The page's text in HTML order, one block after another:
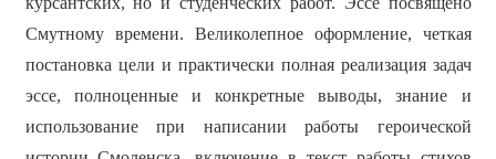
Смутному времени. Великолепное оформление, четкая
постановка цели и практически полная реализация задач
эссе, полноценные и конкретные выводы, знание и
использование при написании работы героической